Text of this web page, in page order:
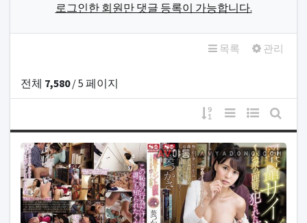
로그인한 회원만 댓글 등록이 가능합니다.
목록 관리
전체 7,580/ 5 페이지
게시물 정렬
리스트 스타일
웹진 스타일
게시